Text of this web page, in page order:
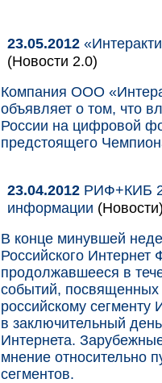
23.05.2012
(Новости 2.0)
Компания ООО
объявляет о том, что
России на цифровой
предстоящего
23.04.2012 РИФ+КИБ
информации
В конце минувшей
Российского
продолжавшееся в
событий, посвященных
российскому сегменту
в заключительный
Интернета.
мнение относительно
сегментов.